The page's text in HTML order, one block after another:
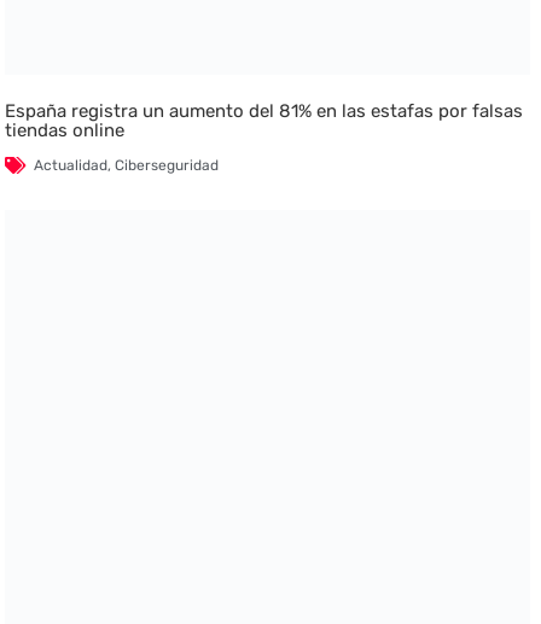
España registra un aumento del 81% en las estafas por falsas
tiendas online
Actualidad,Ciberseguridad